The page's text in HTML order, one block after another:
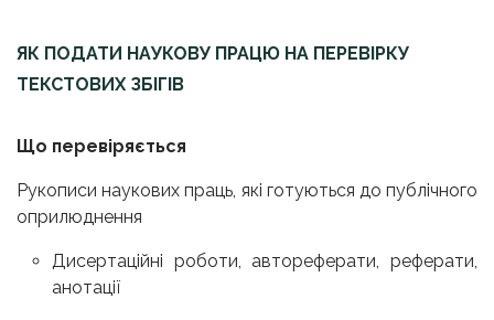
ЯК ПОДАТИ НАУКОВУ ПРАЦЮ НА ПЕРЕВІРКУ
ТЕКСТОВИХ ЗБІГІВ
Що перевіряється
Рукописи наукових праць, які готуються до публічного
оприлюднення
Дисертаційні роботи, автореферати, реферати,
анотації